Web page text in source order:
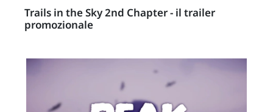
Trails in the Sky 2nd Chapter - il trailer
promozionale